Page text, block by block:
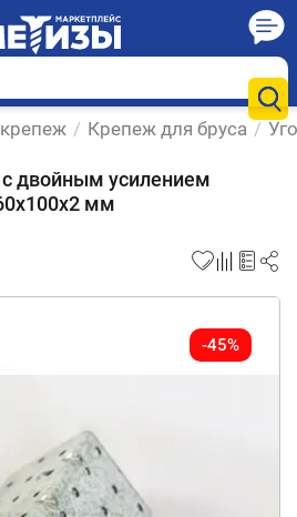
/ Крепеж для бруса /
двойным усилением
мм
-45%